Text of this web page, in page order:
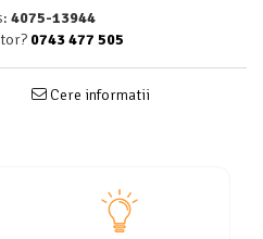
4075-13944
0743 477 505
Cere informatii